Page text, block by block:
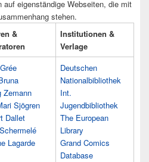
auf eigenständige Webseiten, die mit
stehen.
&
Institutionen &
Verlage
Zemann
Sjögren
Dallet
Lagarde
Deutschen
Nationalbibliothek
Int.
Jugendbibliothek
The European
Library
Grand Comics
Database